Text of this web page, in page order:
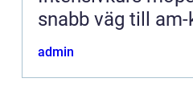
snabb väg till
admin